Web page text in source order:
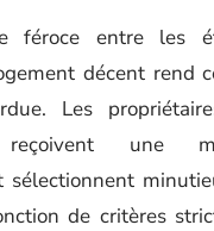
féroce entre les
décent rend
Les
reçoivent une
sélectionnent
de critères